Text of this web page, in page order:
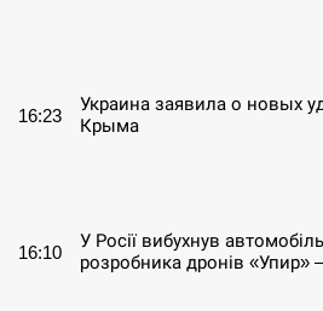
16:23
Украина заявила о новых
Крыма
16:10
У Росії вибухнув
розробника дронів «Упир»